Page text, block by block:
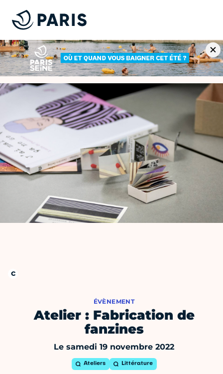
ÉVÈNEMENT
Atelier : Fabrication de
fanzines
Le samedi 19 novembre 2022
Ateliers Littérature